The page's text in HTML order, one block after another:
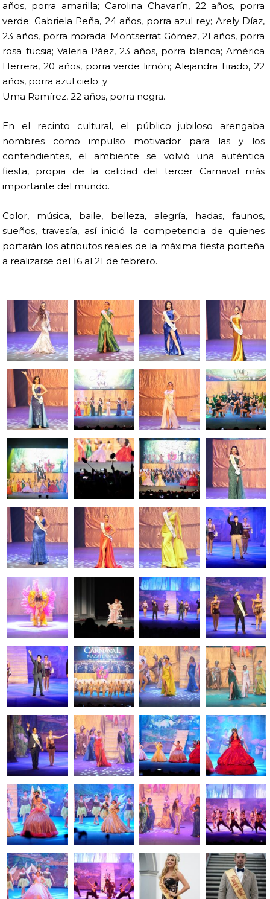
años, porra amarilla; Carolina Chavarín, 22 años, porra
verde; Gabriela Peña, 24 años, porra azul rey; Arely Díaz,
23 años, porra morada; Montserrat Gómez, 21 años, porra
rosa fucsia; Valeria Páez, 23 años, porra blanca; América
Herrera, 20 años, porra verde limón; Alejandra Tirado, 22
años, porra azul cielo; y
Uma Ramírez, 22 años, porra negra.
En el recinto cultural, el público jubiloso arengaba
nombres como impulso motivador para las y los
contendientes, el ambiente se volvió una auténtica
fiesta, propia de la calidad del tercer Carnaval más
importante del mundo.
Color, música, baile, belleza, alegría, hadas, faunos,
sueños, travesía, así inició la competencia de quienes
portarán los atributos reales de la máxima fiesta porteña
a realizarse del 16 al 21 de febrero.